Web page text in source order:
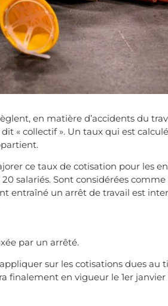
en matière d’accidents du
« collectif ». Un taux qui est
ce taux de cotisation pour les
salariés. Sont considérées
entraîné un arrêt de travail est
par un arrêté.
sur les cotisations dues au
finalement en vigueur le 1er janvier